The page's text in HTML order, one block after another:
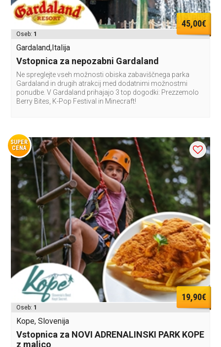
45,00€
Oseb: 1
Gardaland,Italija
Vstopnica za nepozabni Gardaland
Ne spreglejte vseh možnosti obiska zabaviščnega parka
Gardaland in drugih atrakcij med dodatnimi možnostmi
ponudbe. V Gardaland prihajajo 3 top dogodki: Prezzemolo
Berry Bites, K-Pop Festival in Minecraft!
SUPER
CENA
19,90€
Oseb: 1
Kope, Slovenija
Vstopnica za NOVI ADRENALINSKI PARK KOPE
z malico